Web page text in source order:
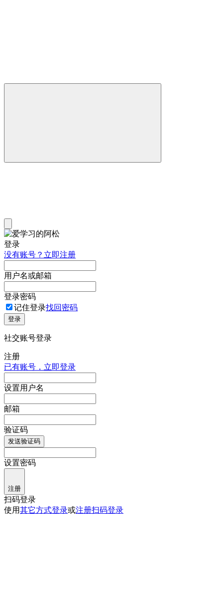
登录
没有账号？立即注册
用户名或邮箱
登录密码
记住登录找回密码
登录
社交账号登录
注册
已有账号，立即登录
设置用户名
邮箱
验证码
发送验证码
设置密码
注册
扫码登录
使用其它方式登录或注册扫码登录